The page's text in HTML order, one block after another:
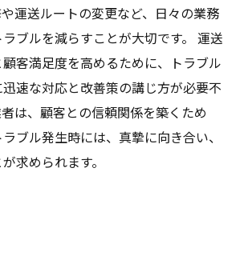
運送ルートの変更など、日々の業務
ブルを減らすことが大切です。 運送
客満足度を高めるために、トラブル
速な対応と改善策の講じ方が必要不
は、顧客との信頼関係を築くため
ブル発生時には、真摯に向き合い、
求められます。